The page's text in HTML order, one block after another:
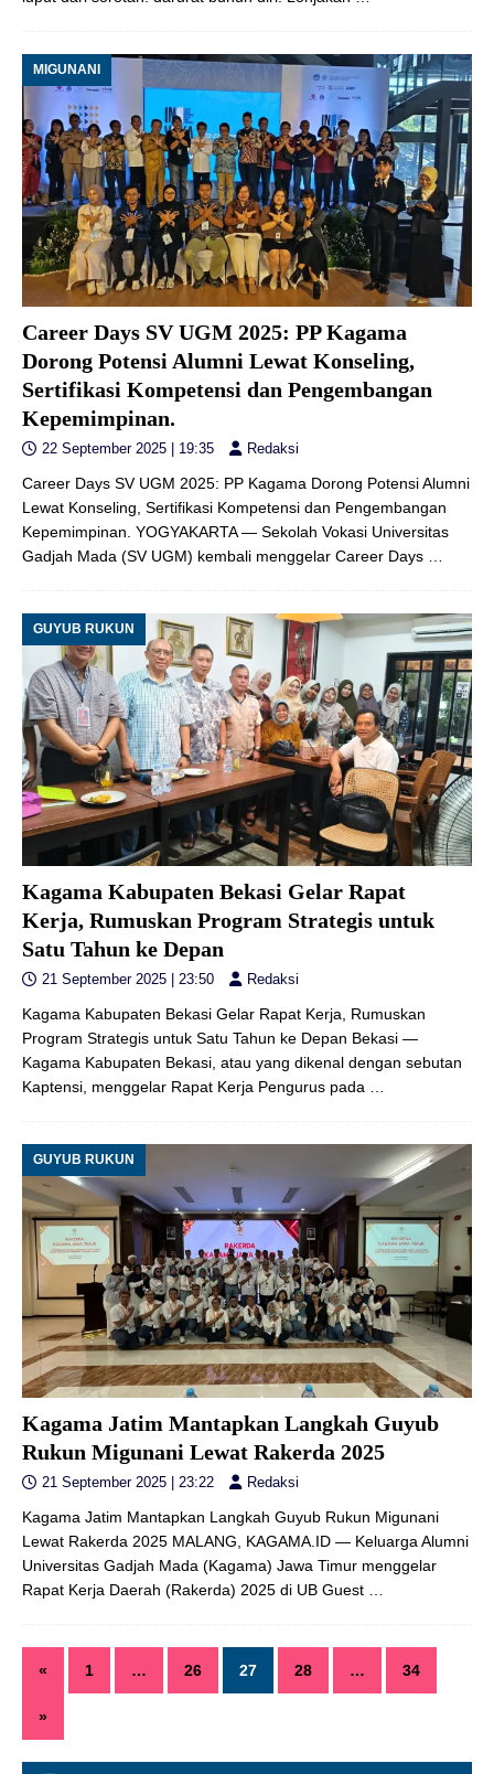
MIGUNANI
Career Days SV UGM 2025: PP Kagama
Dorong Potensi Alumni Lewat Konseling,
Sertifikasi Kompetensi dan Pengembangan
Kepemimpinan.
22 September 2025 | 19:35 Redaksi
Career Days SV UGM 2025: PP Kagama Dorong Potensi Alumni
Lewat Konseling, Sertifikasi Kompetensi dan Pengembangan
Kepemimpinan. YOGYAKARTA — Sekolah Vokasi Universitas
Gadjah Mada (SV UGM) kembali menggelar Career Days
GUYUB RUKUN
Kagama Kabupaten Bekasi Gelar Rapat
Kerja, Rumuskan Program Strategis untuk
Satu Tahun ke Depan
21 September 2025 | 23:50 Redaksi
Kagama Kabupaten Bekasi Gelar Rapat Kerja, Rumuskan
Program Strategis untuk Satu Tahun ke Depan Bekasi —
Kagama Kabupaten Bekasi, atau yang dikenal dengan sebutan
Kaptensi, menggelar Rapat Kerja Pengurus pada …
GUYUB RUKUN
Kagama Jatim Mantapkan Langkah Guyub
Rukun Migunani Lewat Rakerda 2025
21 September 2025 | 23:22 Redaksi
Kagama Jatim Mantapkan Langkah Guyub Rukun Migunani
Lewat Rakerda 2025 MALANG, KAGAMA.ID — Keluarga Alumni
Universitas Gadjah Mada (Kagama) Jawa Timur menggelar
Rapat Kerja Daerah (Rakerda) 2025 di UB Guest
« 1 … 26 27 28 … 34
»